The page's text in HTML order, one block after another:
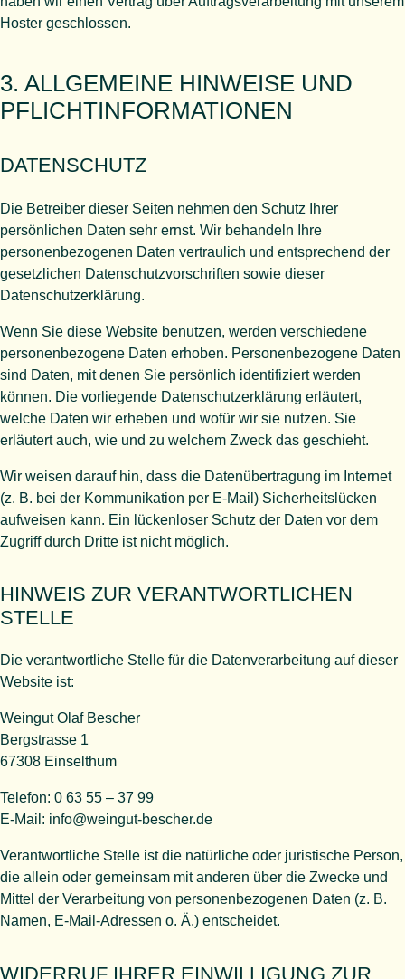
Hoster geschlossen.
3. ALLGEMEINE HINWEISE UND
PFLICHT­INFORMATIONEN
DATENSCHUTZ
Die Betreiber dieser Seiten nehmen den Schutz Ihrer
persönlichen Daten sehr ernst. Wir behandeln Ihre
personenbezogenen Daten vertraulich und entsprechend der
gesetzlichen Datenschutzvorschriften sowie dieser
Datenschutzerklärung.
Wenn Sie diese Website benutzen, werden verschiedene
personenbezogene Daten erhoben. Personenbezogene Daten
sind Daten, mit denen Sie persönlich identifiziert werden
können. Die vorliegende Datenschutzerklärung erläutert,
welche Daten wir erheben und wofür wir sie nutzen. Sie
erläutert auch, wie und zu welchem Zweck das geschieht.
Wir weisen darauf hin, dass die Datenübertragung im Internet
(z. B. bei der Kommunikation per E-Mail) Sicherheitslücken
aufweisen kann. Ein lückenloser Schutz der Daten vor dem
Zugriff durch Dritte ist nicht möglich.
HINWEIS ZUR VERANTWORTLICHEN
STELLE
Die verantwortliche Stelle für die Datenverarbeitung auf dieser
Website ist:
Weingut Olaf Bescher
Bergstrasse 1
67308 Einselthum
Telefon: 0 63 55 – 37 99
E-Mail: info@weingut-bescher.de
Verantwortliche Stelle ist die natürliche oder juristische Person,
die allein oder gemeinsam mit anderen über die Zwecke und
Mittel der Verarbeitung von personenbezogenen Daten (z. B.
Namen, E-Mail-Adressen o. Ä.) entscheidet.
WIDERRUF IHRER EINWILLIGUNG ZUR